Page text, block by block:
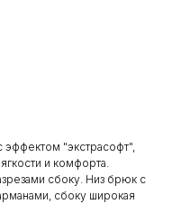
эффектом "экстрасофт",
и комфорта.
сбоку. Низ брюк с
сбоку широкая